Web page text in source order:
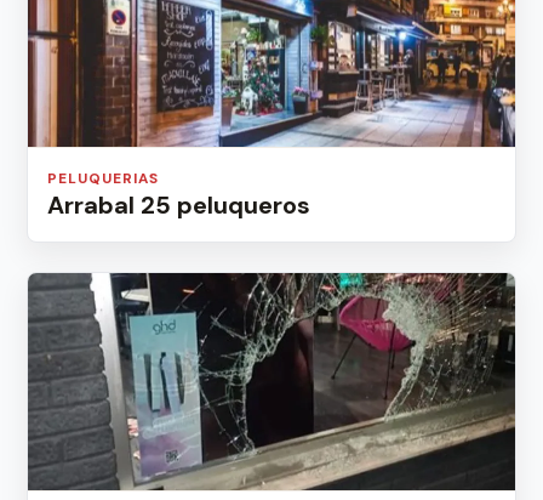
PELUQUERIAS
Arrabal 25 peluqueros